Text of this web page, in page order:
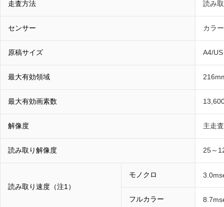
走査方法 読み
センサー カラ
原稿サイズ A4/
最大有効領域
最大有効画素数
解像度 主走
読み取り解像度 25～
読み取り速度（注1）
モノクロ
フルカラー